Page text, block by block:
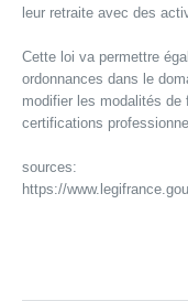
leur retraite avec des
Cette loi va permettre
ordonnances dans le
modifier les modalités de
certifications
sources:
https://